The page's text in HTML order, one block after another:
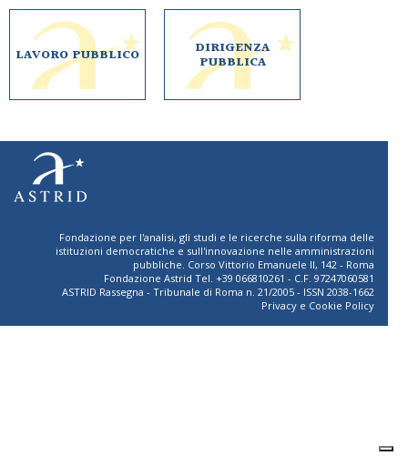
LAVORO PUBBLICO DIRIGENZA
PUBBLICA
Fondazione per l'analisi, gli studi e le ricerche sulla riforma delle
istituzioni democratiche e sull'innovazione nelle amministrazioni
pubbliche. Corso Vittorio Emanuele II, 142 - Roma
Fondazione Astrid Tel. +39 066810261 - C.F. 97247060581
ASTRID Rassegna - Tribunale di Roma n. 21/2005 - ISSN 2038-1662
Privacy e Cookie Policy